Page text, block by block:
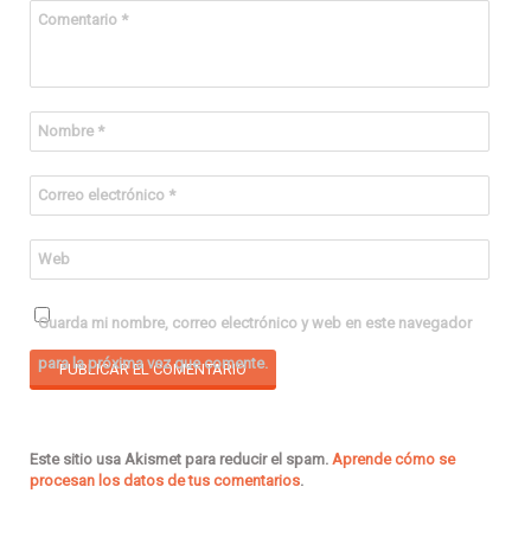
Comentario *
Nombre *
Correo electrónico *
Web
Guarda mi nombre, correo electrónico y web en este navegador
para la próxima vez que comente.
Este sitio usa Akismet para reducir el spam. Aprende cómo se
procesan los datos de tus comentarios.